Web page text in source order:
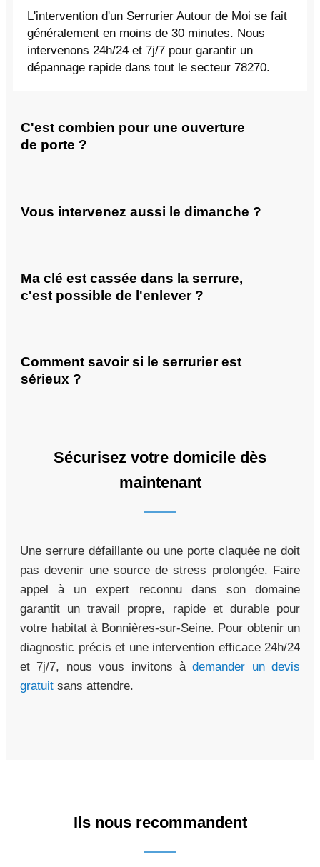
L'intervention d'un Serrurier Autour de Moi se fait
généralement en moins de 30 minutes. Nous
intervenons 24h/24 et 7j/7 pour garantir un
dépannage rapide dans tout le secteur 78270.
C'est combien pour une ouverture
de porte ?
Vous intervenez aussi le dimanche ?
Ma clé est cassée dans la serrure,
c'est possible de l'enlever ?
Comment savoir si le serrurier est
sérieux ?
Sécurisez votre domicile dès
maintenant
Une serrure défaillante ou une porte claquée ne doit
pas devenir une source de stress prolongée. Faire
appel à un expert reconnu dans son domaine
garantit un travail propre, rapide et durable pour
votre habitat à Bonnières-sur-Seine. Pour obtenir un
diagnostic précis et une intervention efficace 24h/24
et 7j/7, nous vous invitons àdemander un devis
gratuit sans attendre.
Ils nous recommandent